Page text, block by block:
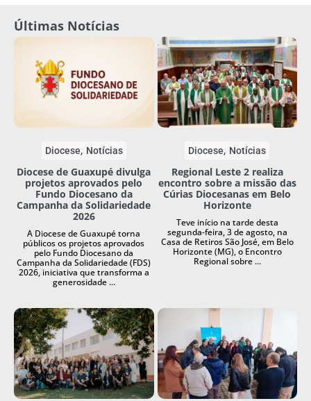
Últimas Notícias
Diocese Notícias
Diocese de Guaxupé divulga
projetos aprovados pelo
Fundo Diocesano da
Campanha da Solidariedade
2026
A Diocese de Guaxupé torna
públicos os projetos aprovados
pelo Fundo Diocesano da
Campanha da Solidariedade (FDS)
2026, iniciativa que transforma a
generosidade ...
Diocese Notícias
Regional Leste 2 realiza
encontro sobre a missão das
Cúrias Diocesanas em Belo
Horizonte
Teve início na tarde desta
segunda-feira, 3 de agosto, na
Casa de Retiros São José, em Belo
Horizonte (MG), o Encontro
Regional sobre ...